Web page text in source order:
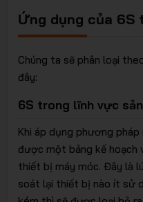
Ứng dụng của
Chúng ta sẽ phân loại
đây:
6S trong lĩnh vực
Khi áp dụng phương
được một bảng kế hoạch
thiết bị máy móc. Đây là
soát lại thiết bị nào ít sử